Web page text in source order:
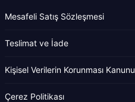
Mesafeli Satış Sözleşmesi
Teslimat ve İade
Kişisel Verilerin Korunması Kanunu
Çerez Politikası